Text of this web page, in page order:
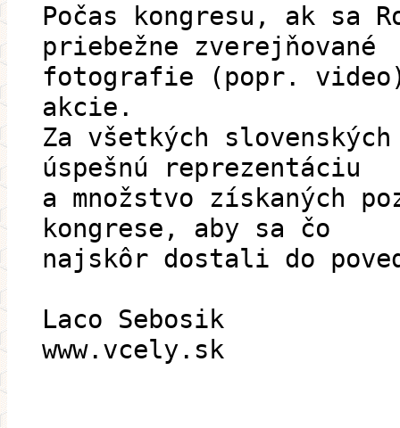
Počas kongresu, ak sa
priebežne zverejňované
fotografie (popr.
akcie.
Za všetkých
úspešnú reprezentáciu
a množstvo získaných
kongrese, aby sa čo
najskôr dostali do
Laco Sebosik
www.vcely.sk